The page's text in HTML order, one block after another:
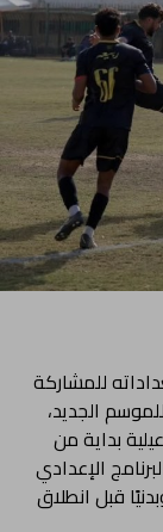
للمشاركة
الجديد،
بداية من
6 أيام، ضمن البرنامج الإعدادي
قبل انطلاق